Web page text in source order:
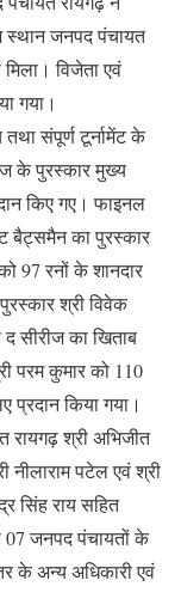
स्थान जनपद पंचायत
विजेता एवं
गया।
संपूर्ण टूर्नामेंट के
के पुरस्कार मुख्य
किए गए। फाइनल
बैट्समैन का पुरस्कार
97 रनों के शानदार
श्री विवेक
सीरीज का खिताब
परम कुमार को 110
किया गया।
रायगढ़ श्री अभिजीत
नीलाराम पटेल एवं श्री
सिंह राय सहित
07 जनपद पंचायतों के
के अन्य अधिकारी एवं